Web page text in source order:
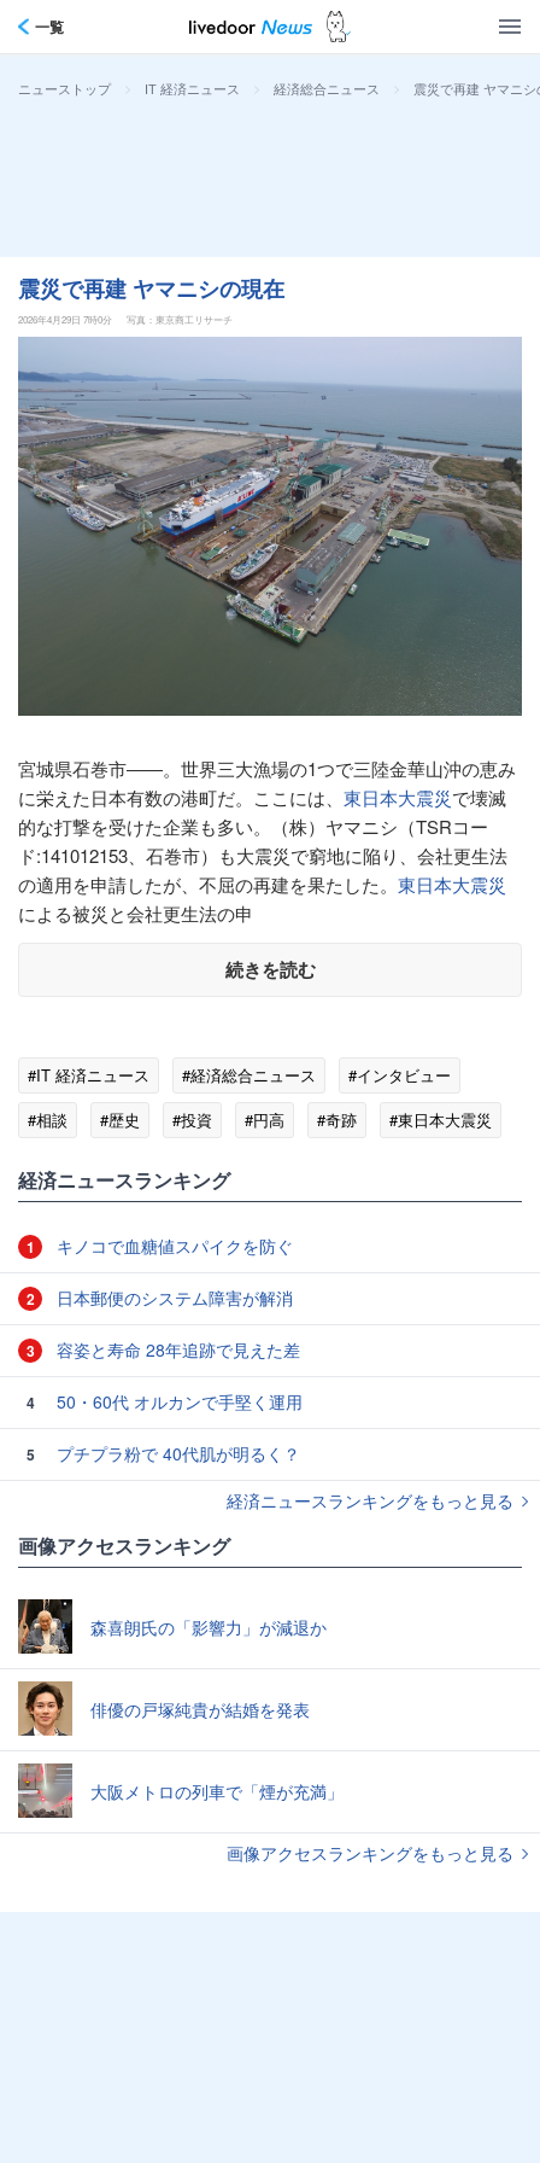
一覧
ニューストップ > IT 経済ニュース > 経済総合ニュース > 震災で再建 ヤマニシ
震災で再建 ヤマニシの現在
2026年4月29日 7時0分 写真：東京商工リサーチ
宮城県石巻市――。世界三大漁場の1つで三陸金華山沖の恵み
に栄えた日本有数の港町だ。ここには、 東日本大震災で壊滅
的な打撃を受けた企業も多い。（株）ヤマニシ（TSRコー
ド:141012153、石巻市）も大震災で窮地に陥り、会社更生法
の適用を申請したが、不屈の再建を果たした。 東日本大震災
による被災と会社更生法の申
続きを読む
#IT 経済ニュース #経済総合ニュース
#インタビュー
#相談
#歴史 #投資 #円高 #奇跡
#東日本大震災
経済ニュースランキング
1 キノコで血糖値スパイクを防ぐ
2 日本郵便のシステム障害が解消
3 容姿と寿命 28年追跡で見えた差
4 50・60代 オルカンで手堅く運用
5
プチプラ粉で 40代肌が明るく？
経済ニュースランキングをもっと見る
画像アクセスランキング
森喜朗氏の「影響力」が減退か
俳優の戸塚純貴が結婚を発表
大阪メトロの列車で「煙が充満」
画像アクセスランキングをもっと見る